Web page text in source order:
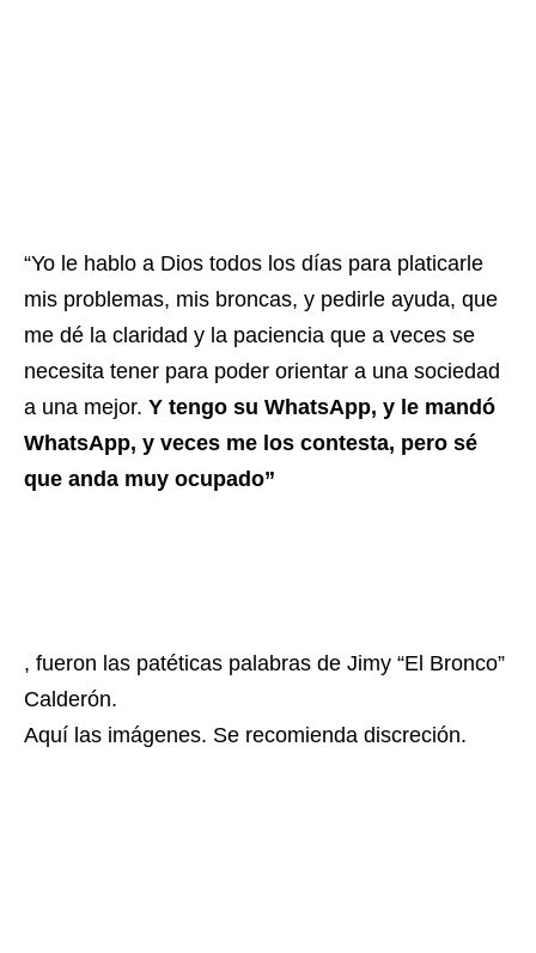
“Yo le hablo a Dios todos los días para platicarle
mis problemas, mis broncas, y pedirle ayuda, que
me dé la claridad y la paciencia que a veces se
necesita tener para poder orientar a una sociedad
a una mejor. Y tengo su WhatsApp, y le mandó
WhatsApp, y veces me los contesta, pero sé
que anda muy ocupado”
, fueron las patéticas palabras de Jimy “El Bronco”
Calderón.
Aquí las imágenes. Se recomienda discreción.